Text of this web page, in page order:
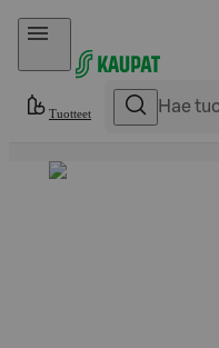
Hyppää sisältöön
Tuotteet